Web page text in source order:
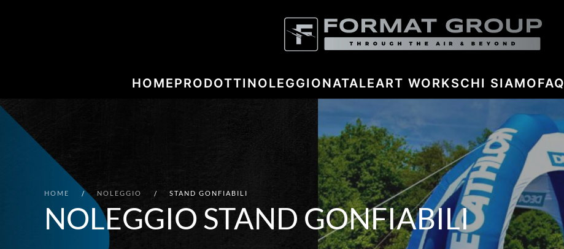
HOMEPRODOTTI NOLEGGIONATALEART WORKSCHI SIAMOFAQ
HOME NOLEGGIO STAND GONFIABILI
NOLEGGIO STAND GONFIABILI